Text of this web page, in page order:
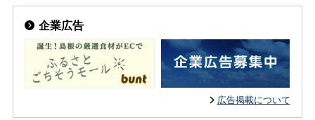
企業広告
広告掲載について